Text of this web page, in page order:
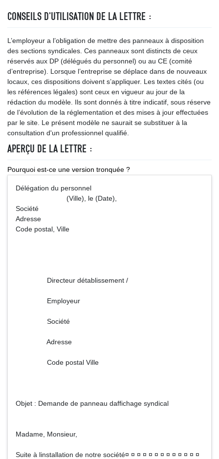
CONSEILS D'UTILISATION DE LA LETTRE :
L’employeur a l’obligation de mettre des panneaux à disposition
des sections syndicales. Ces panneaux sont distincts de ceux
réservés aux DP (délégués du personnel) ou au CE (comité
d’entreprise). Lorsque l’entreprise se déplace dans de nouveaux
locaux, ces dispositions doivent s’appliquer. Les textes cités (ou
les références légales) sont ceux en vigueur au jour de la
rédaction du modèle. Ils sont donnés à titre indicatif, sous réserve
de l’évolution de la réglementation et des mises à jour effectuées
par le site. Le présent modèle ne saurait se substituer à la
consultation d'un professionnel qualifié.
APERÇU DE LA LETTRE :
Pourquoi est-ce une version tronquée ?
Délégation du personnel
(Ville), le (Date),
Société
Adresse
Code postal, Ville
Directeur détablissement /
Employeur
Société
Adresse
Code postal Ville
Objet : Demande de panneau daffichage syndical
Madame, Monsieur,
Suite à linstallation de notre société¤ ¤ ¤ ¤ ¤ ¤ ¤ ¤ ¤ ¤ ¤ ¤ ¤